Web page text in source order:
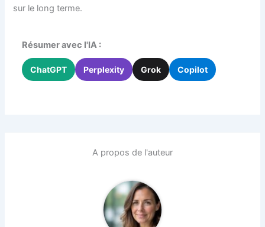
sur le long terme.
Résumer avec l'IA :
ChatGPT Perplexity Grok Copilot
A propos de l'auteur